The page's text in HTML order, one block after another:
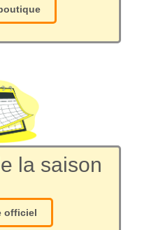
la saison
officiel